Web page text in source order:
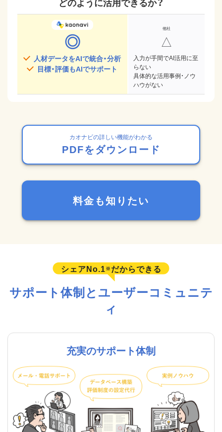
◎
人材データをAIで統合・分析
目標・評価もAIでサポート
△
入力が手間でAI活用に至
らない
具体的な活用事例・ノウ
ハウがない
カオナビの詳しい機能がわかる
PDFをダウンロード
料金も知りたい
シェアNo.1※ だからできる
サポート体制とユーザーコミュニテ
ィ
充実のサポート体制